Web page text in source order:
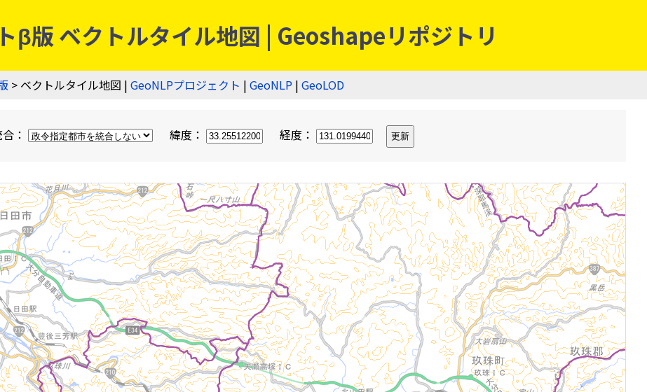
β版 ベクトルタイル地図 | Geoshapeリポジトリ
> ベクトルタイル地図 | GeoNLPプロジェクト | GeoNLP | GeoLOD
： 緯度： 経度：